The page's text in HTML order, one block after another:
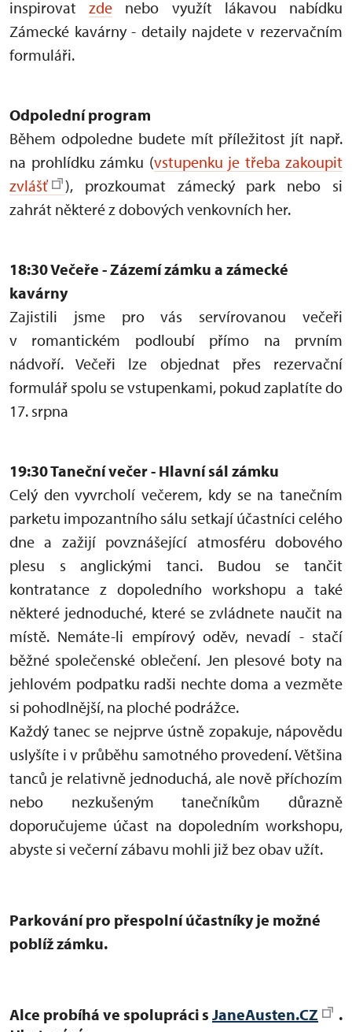
inspirovatzde nebo využít lákavou nabídku
Zámecké kavárny - detaily najdete v rezervačním
formuláři.
Odpolední program
Během odpoledne budete mít příležitost jít např.
na prohlídku zámku (vstupenku je třeba zakoupit
zvlášť
), prozkoumat zámecký park nebo si
zahrát některé z dobových venkovních her.
18:30 Večeře - Zázemí zámku a zámecké
kavárny
Zajistili jsme pro vás servírovanou večeři
v romantickém podloubí přímo na prvním
nádvoří. Večeři lze objednat přes rezervační
formulář spolu se vstupenkami, pokud zaplatíte do
17. srpna
19:30 Taneční večer - Hlavní sál zámku
Celý den vyvrcholí večerem, kdy se na tanečním
parketu impozantního sálu setkají účastníci celého
dne a zažijí povznášející atmosféru dobového
plesu s anglickými tanci. Budou se tančit
kontratance z dopoledního workshopu a také
některé jednoduché, které se zvládnete naučit na
místě. Nemáte-li empírový oděv, nevadí - stačí
běžné společenské oblečení. Jen plesové boty na
jehlovém podpatku radši nechte doma a vezměte
si pohodlnější, na ploché podrážce.
Každý tanec se nejprve ústně zopakuje, nápovědu
uslyšíte i v průběhu samotného provedení. Většina
tanců je relativně jednoduchá, ale nově příchozím
nebo nezkušeným tanečníkům důrazně
doporučujeme účast na dopoledním workshopu,
abyste si večerní zábavu mohli již bez obav užít.
Parkování pro přespolní účastníky je možné
poblíž zámku.
Alce probíhá ve spolupráci s JaneAusten.CZ .